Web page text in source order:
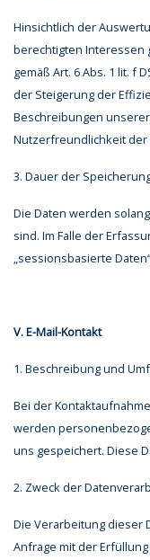
Hinsichtlich der
berechtigten Interessen
gemäß Art. 6 Abs. 1 lit. f
der Steigerung der
Beschreibungen
Nutzerfreundlichkeit der
3. Dauer der
Die Daten werden
sind. Im Falle der
„sessionsbasierte
V. E-Mail-Kontakt
1. Beschreibung und
Bei der
werden
uns gespeichert. Diese
2. Zweck der
Die Verarbeitung dieser
Anfrage mit der